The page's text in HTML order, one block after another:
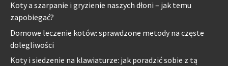
Koty a szarpanie i gryzienie naszych dłoni – jak temu
zapobiegać?
Domowe leczenie kotów: sprawdzone metody na częste
dolegliwości
Koty i siedzenie na klawiaturze: jak poradzić sobie z tą